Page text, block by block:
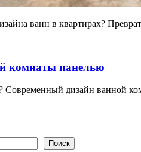
ванн в квартирах?
комнаты панелью
Современный дизайн ванной
Поиск